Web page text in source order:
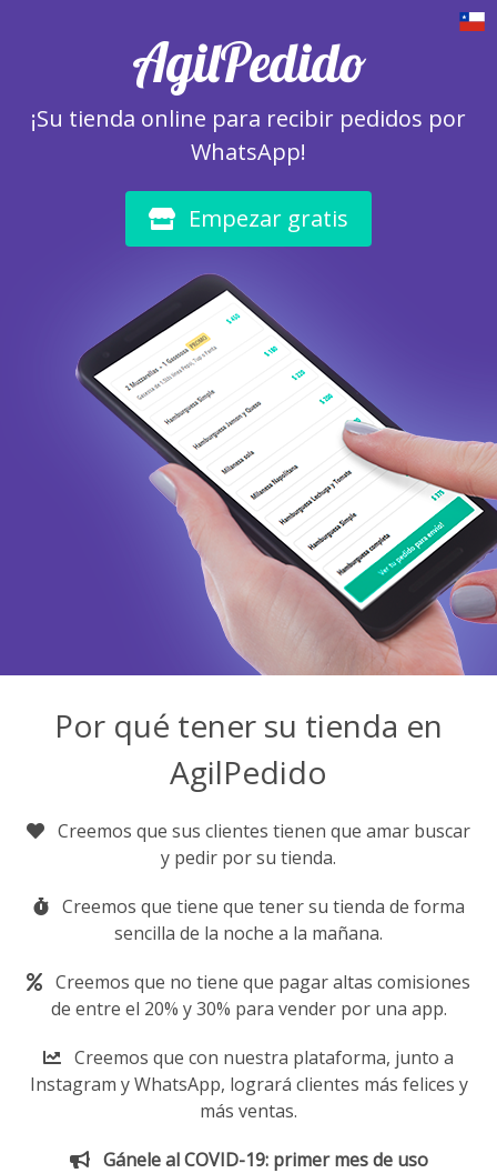
AgilPedido
¡Su tienda online para recibir pedidos por
WhatsApp!
Empezar gratis
Por qué tener su tienda en
AgilPedido
Creemos que sus clientes tienen que amar buscar
y pedir por su tienda.
Creemos que tiene que tener su tienda de forma
sencilla de la noche a la mañana.
Creemos que no tiene que pagar altas comisiones
de entre el 20% y 30% para vender por una app.
Creemos que con nuestra plataforma, junto a
Instagram y WhatsApp, logrará clientes más felices y
más ventas.
Gánele al COVID-19: primer mes de uso